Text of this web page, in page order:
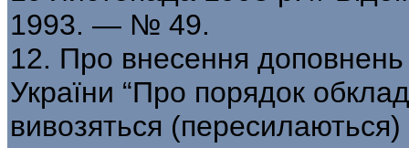
1993. — № 49.
12. Про внесення доповнень
України “Про порядок
вивозяться